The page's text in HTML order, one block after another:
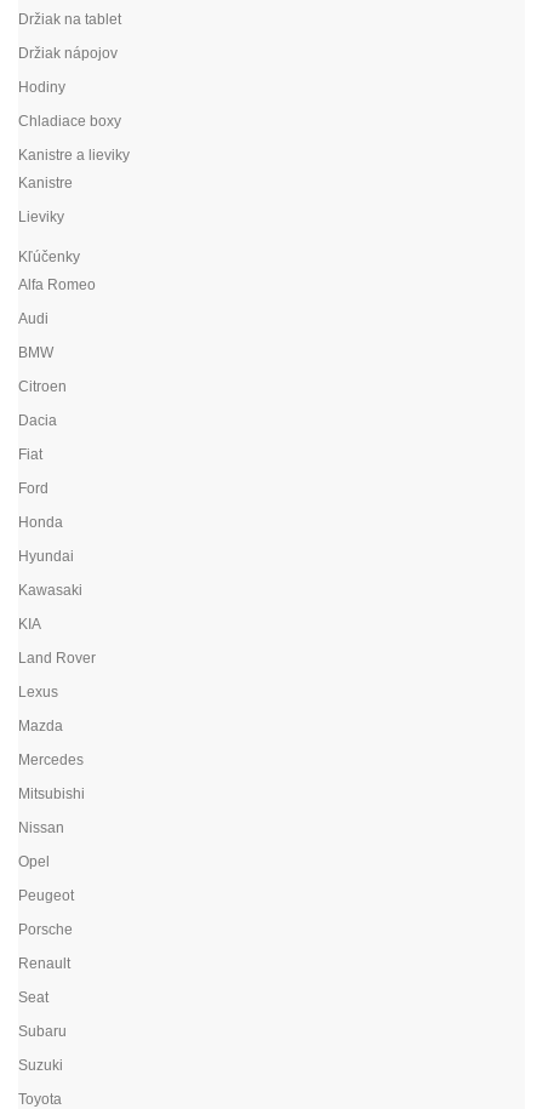
Držiak na tablet
Držiak nápojov
Hodiny
Chladiace boxy
Kanistre a lieviky
Kanistre
Lieviky
Kľúčenky
Alfa Romeo
Audi
BMW
Citroen
Dacia
Fiat
Ford
Honda
Hyundai
Kawasaki
KIA
Land Rover
Lexus
Mazda
Mercedes
Mitsubishi
Nissan
Opel
Peugeot
Porsche
Renault
Seat
Subaru
Suzuki
Toyota